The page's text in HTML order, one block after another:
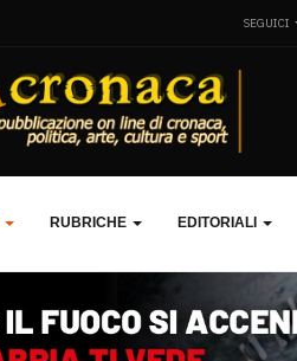
SEGUICI
RUBRICHE EDITORIALI